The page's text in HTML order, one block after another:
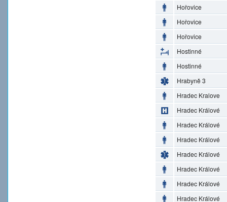
Hořovice
Hořovice
Hořovice
Hostinné
Hostinné
Hrabyně 3
Hradec Kralove
Hradec Králové
Hradec Králové
Hradec Králové
Hradec Králové
Hradec Králové
Hradec Králové
Hradec Králové